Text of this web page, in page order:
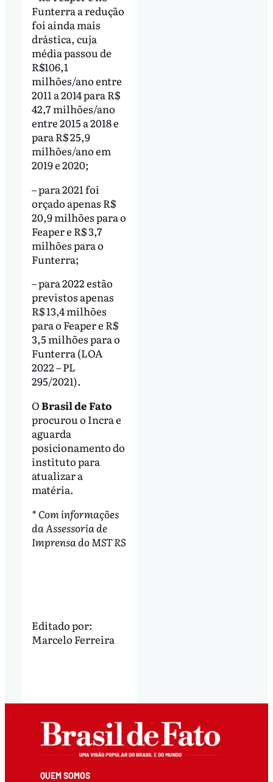
Funterra a redução
foi ainda mais
drástica, cuja
média passou de
R$106,1
milhões/ano entre
2011 a 2014 para R$
42,7 milhões/ano
entre 2015 a 2018 e
para R$ 25,9
milhões/ano em
2019 e 2020;
– para 2021 foi
orçado apenas R$
20,9 milhões para o
Feaper e R$ 3,7
milhões para o
Funterra;
– para 2022 estão
previstos apenas
R$ 13,4 milhões
para o Feaper e R$
3,5 milhões para o
Funterra (LOA
2022 – PL
295/2021).
OBrasil de Fato
procurou o Incra e
aguarda
posicionamento do
instituto para
atualizar a
matéria.
* Com informações
da Assessoria de
Imprensa do MST RS
Editado por:
Marcelo Ferreira
QUEM SOMOS